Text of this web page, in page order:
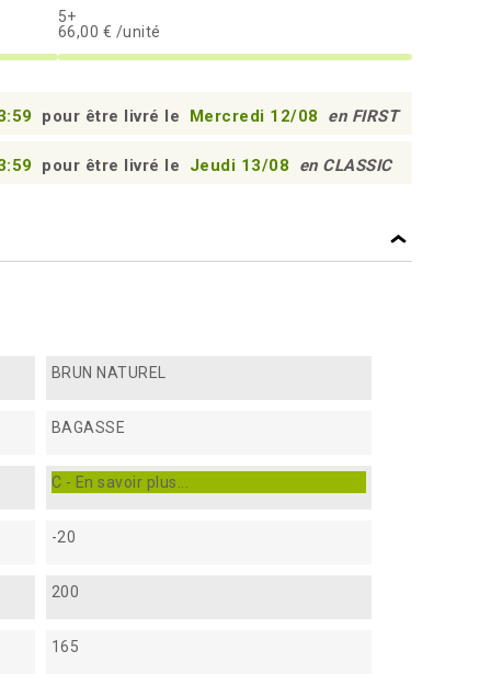
5+
66,00 € /unité
pour être livré le Mercredi 12/08 en FIRST
pour être livré le Jeudi 13/08 en CLASSIC
BRUN NATUREL
BAGASSE
C - En savoir plus...
-20
200
165